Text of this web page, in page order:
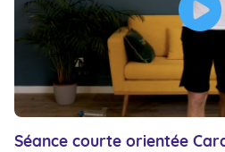
Séance courte orientée